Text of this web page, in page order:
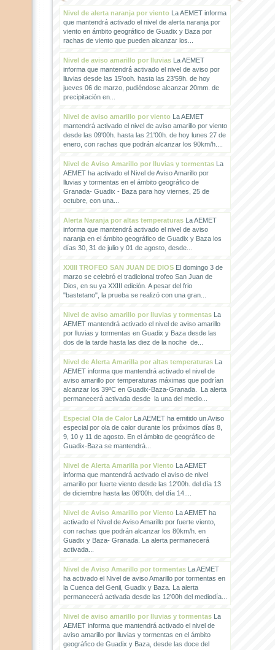
Nivel de alerta naranja por vientoLa AEMET informa
que mantendrá activado el nivel de alerta naranja por
viento en ámbito geográfico de Guadix y Baza por
rachas de viento que pueden alcanzar los...
Nivel de aviso amarillo por lluviasLa AEMET
informa que mantendrá activado el nivel de aviso por
lluvias desde las 15'ooh. hasta las 23'59h. de hoy
jueves 06 de marzo, pudiéndose alcanzar 20mm. de
precipitación en...
Nivel de aviso amarillo por vientoLa AEMET
mantendrá activado el nivel de aviso amarillo por viento
desde las 09'00h. hasta las 21'00h. de hoy lunes 27 de
enero, con rachas que podrán alcanzar los 90km/h....
Nivel de Aviso Amarillo por lluvias y tormentasLa
AEMET ha activado el Nivel de Aviso Amarillo por
lluvias y tormentas en el ámbito geográfico de
Granada- Guadix - Baza para hoy viernes, 25 de
octubre, con una...
Alerta Naranja por altas temperaturasLa AEMET
informa que mantendrá activado el nivel de aviso
naranja en el ámbito geográfico de Guadix y Baza los
días 30, 31 de julio y 01 de agosto, desde...
XXIII TROFEO SAN JUAN DE DIOSEl domingo 3 de
marzo se celebró el tradicional trofeo San Juan de
Dios, en su ya XXIII edición. A pesar del frio
"bastetano", la prueba se realizó con una gran...
Nivel de aviso amarillo por lluvias y tormentasLa
AEMET mantendrá activado el nivel de aviso amarillo
por lluvias y tormentas en Guadix y Baza desde las
dos de la tarde hasta las diez de la noche de...
Nivel de Alerta Amarilla por altas temperaturasLa
AEMET informa que mantendrá activado el nivel de
aviso amarillo por temperaturas máximas que podrían
alcanzar los 39ºC en Guadix-Baza-Granada. La alerta
permanecerá activada desde la una del medio...
Especial Ola de CalorLa AEMET ha emitido un Aviso
especial por ola de calor durante los próximos días 8,
9, 10 y 11 de agosto. En el ámbito de geográfico de
Guadix-Baza se mantendrá...
Nivel de Alerta Amarilla por VientoLa AEMET
informa que mantendrá activado el aviso de nivel
amarillo por fuerte viento desde las 12'00h. del día 13
de diciembre hasta las 06'00h. del día 14....
Nivel de Aviso Amarillo por VientoLa AEMET ha
activado el Nivel de Aviso Amarillo por fuerte viento,
con rachas que podrán alcanzar los 80km/h. en
Guadix y Baza- Granada. La alerta permanecerá
activada...
Nivel de Aviso Amarillo por tormentasLa AEMET
ha activado el Nivel de aviso Amarillo por tormentas en
la Cuenca del Genil, Guadix y Baza. La alerta
permanecerá activada desde las 12'00h del mediodía...
Nivel de aviso amarillo por lluvias y tormentasLa
AEMET informa que mantendrá activado el nivel de
aviso amarillo por lluvias y tormentas en el ámbito
geográfico de Guadix y Baza, desde las doce del